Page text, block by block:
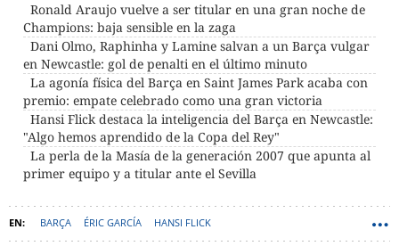
Ronald Araujo vuelve a ser titular en una gran noche de
Champions: baja sensible en la zaga
Dani Olmo, Raphinha y Lamine salvan a un Barça vulgar
en Newcastle: gol de penalti en el último minuto
La agonía física del Barça en Saint James Park acaba con
premio: empate celebrado como una gran victoria
Hansi Flick destaca la inteligencia del Barça en Newcastle:
"Algo hemos aprendido de la Copa del Rey"
La perla de la Masía de la generación 2007 que apunta al
primer equipo y a titular ante el Sevilla
BARÇA ÉRIC GARCÍA HANSI FLICK